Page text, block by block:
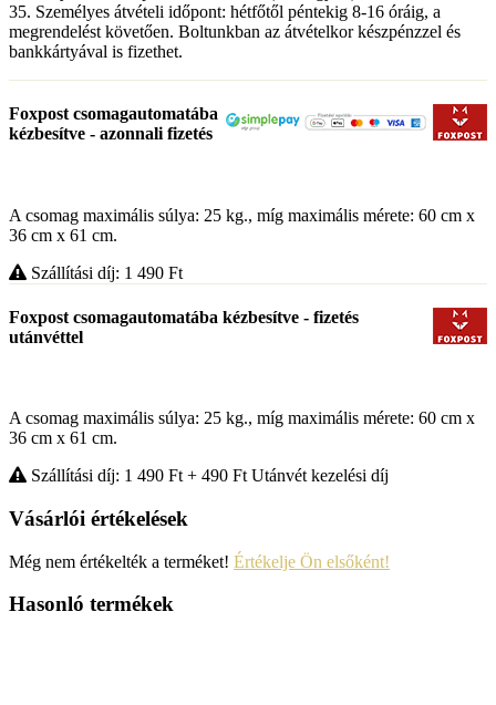
35. Személyes átvételi időpont: hétfőtől péntekig 8-16 óráig, a
megrendelést követően. Boltunkban az átvételkor készpénzzel és
bankkártyával is fizethet.
Foxpost csomagautomatába
kézbesítve - azonnali fizetés
A csomag maximális súlya: 25 kg., míg maximális mérete: 60 cm x
36 cm x 61 cm.
Szállítási díj: 1 490 Ft
Foxpost csomagautomatába kézbesítve - fizetés
utánvéttel
A csomag maximális súlya: 25 kg., míg maximális mérete: 60 cm x
36 cm x 61 cm.
Szállítási díj: 1 490 Ft + 490 Ft Utánvét kezelési díj
Vásárlói értékelések
Még nem értékelték a terméket! Értékelje Ön elsőként!
Hasonló termékek